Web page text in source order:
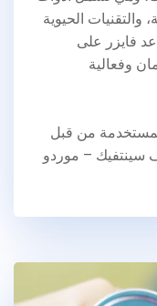
والتقنيات الحيوية
فايزر على
وفعالية
من قبل
سينتفيك – موردو